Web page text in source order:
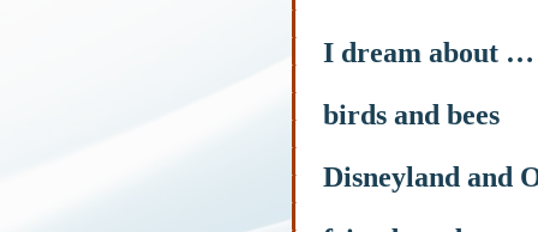
I dream about …
birds and bees
Disneyland and